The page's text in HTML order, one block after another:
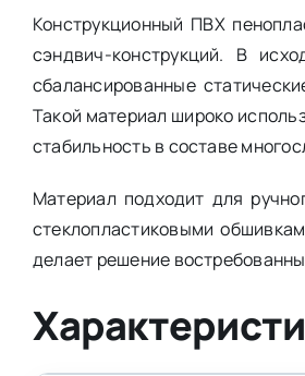
Конструкционный ПВХ
сэндвич-конструкций. В
сбалансированные
Такой материал широко
стабильность в составе
Материал подходит для
стеклопластиковыми
делает решение